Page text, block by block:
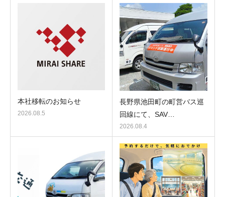
本社移転のお知らせ
2026.08.5
長野県池田町の町営バス巡
回線にて、SAV…
2026.08.4